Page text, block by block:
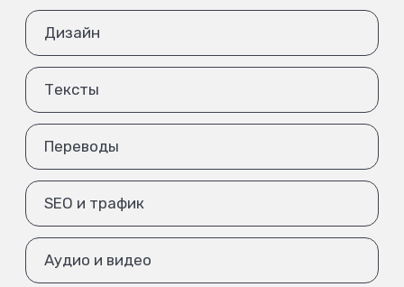
Дизайн
Тексты
Переводы
SEO и трафик
Аудио и видео